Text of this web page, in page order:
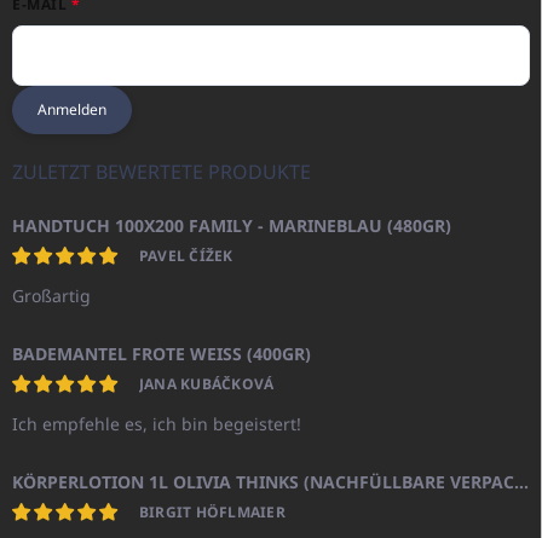
Anmelden
ZULETZT BEWERTETE PRODUKTE
HANDTUCH 100X200 FAMILY - MARINEBLAU (480GR)
PAVEL ČÍŽEK
Großartig
BADEMANTEL FROTE WEISS (400GR)
JANA KUBÁČKOVÁ
Ich empfehle es, ich bin begeistert!
KÖRPERLOTION 1L OLIVIA THINKS (NACHFÜLLBARE VERPACKUNG)
BIRGIT HÖFLMAIER